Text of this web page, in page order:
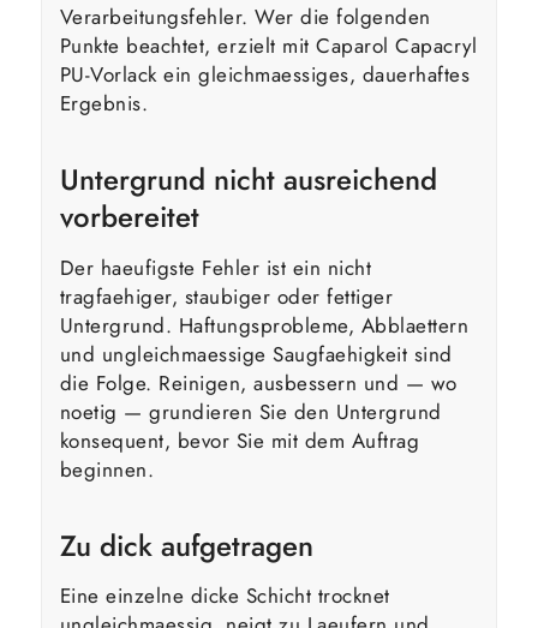
Verarbeitungsfehler. Wer die folgenden
Punkte beachtet, erzielt mit Caparol Capacryl
PU-Vorlack ein gleichmaessiges, dauerhaftes
Ergebnis.
Untergrund nicht ausreichend
vorbereitet
Der haeufigste Fehler ist ein nicht
tragfaehiger, staubiger oder fettiger
Untergrund. Haftungsprobleme, Abblaettern
und ungleichmaessige Saugfaehigkeit sind
die Folge. Reinigen, ausbessern und — wo
noetig — grundieren Sie den Untergrund
konsequent, bevor Sie mit dem Auftrag
beginnen.
Zu dick aufgetragen
Eine einzelne dicke Schicht trocknet